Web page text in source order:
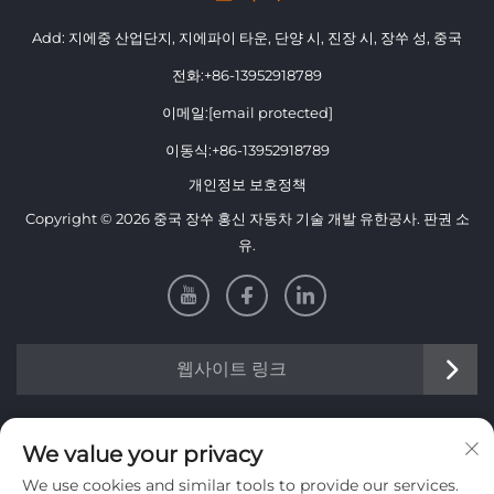
Add: 지에중 산업단지, 지에파이 타운, 단양 시, 진장 시, 장쑤 성, 중국
전화:+86-13952918789
이메일:[email protected]
이동식:+86-13952918789
개인정보 보호정책
Copyright © 2026 중국 장쑤 홍신 자동차 기술 개발 유한공사. 판권 소
유.
웹사이트 링크
주간 뉴스레터를 받으려면 가입하세요
We value your privacy
We use cookies and similar tools to provide our services.